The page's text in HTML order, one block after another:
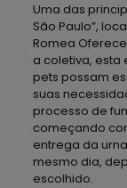
Uma das
São Paulo”,
Romea
a coletiva, esta
pets possam
suas
processo de
começando
entrega da
mesmo dia,
escolhido.